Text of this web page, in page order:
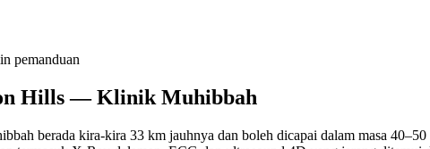
pemanduan
Hills — Klinik Muhibbah
berada kira-kira 33 km jauhnya dan boleh dicapai dalam masa